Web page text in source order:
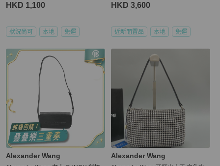
HKD 1,100
狀況尚可 本地 免運
HKD 3,600
近新閒置品 本地 免運
Alexander Wang Alexander Wang